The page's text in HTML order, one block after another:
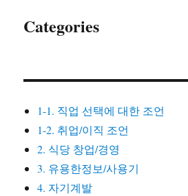
Categories
1-1. 직업 선택에 대한 조언
1-2. 취업/이직 조언
2. 식당 창업/경영
3. 유용한정보/사용기
4. 자기계발